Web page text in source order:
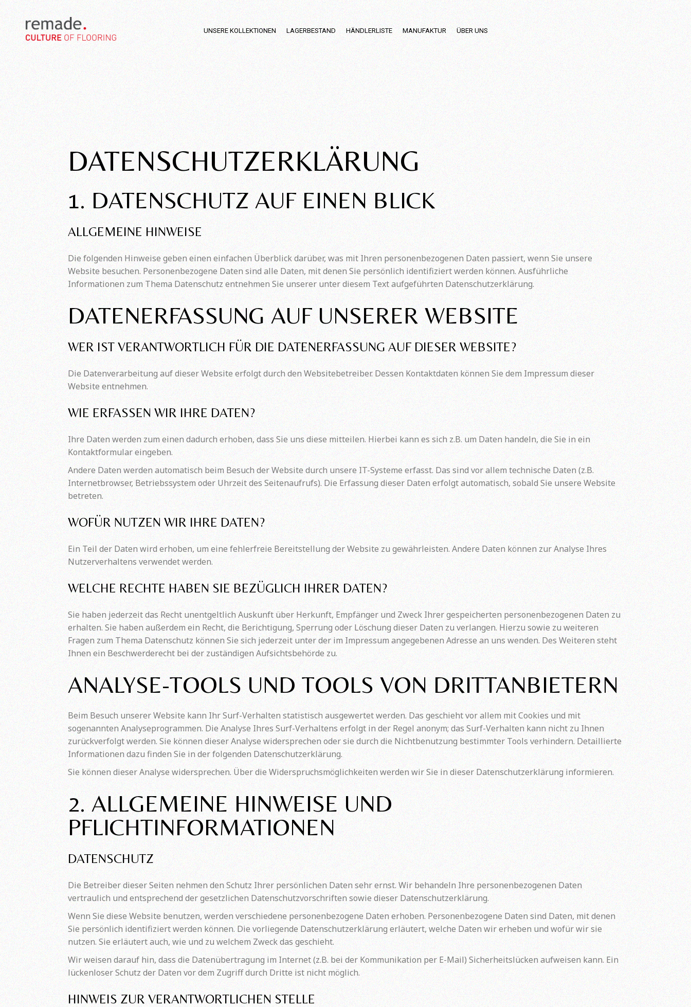
UNSERE KOLLEKTIONEN LAGERBESTAND HÄNDLERLISTE MANUFAKTUR
Einblicke in die
Produktion
ÜBER UNS
DATENSCHUTZERKLÄRUNG
1. DATENSCHUTZ AUF EINEN BLICK
ALLGEMEINE HINWEISE
Die folgenden Hinweise geben einen einfachen Überblick darüber, was mit Ihren personenbezogenen Daten passiert, wenn Sie unsere
Website besuchen. Personenbezogene Daten sind alle Daten, mit denen Sie persönlich identifiziert werden können. Ausführliche
Informationen zum Thema Datenschutz entnehmen Sie unserer unter diesem Text aufgeführten Datenschutzerklärung.
DATENERFASSUNG AUF UNSERER WEBSITE
WER IST VERANTWORTLICH FÜR DIE DATENERFASSUNG AUF DIESER WEBSITE?
Die Datenverarbeitung auf dieser Website erfolgt durch den Websitebetreiber. Dessen Kontaktdaten können Sie dem Impressum dieser
Website entnehmen.
WIE ERFASSEN WIR IHRE DATEN?
Ihre Daten werden zum einen dadurch erhoben, dass Sie uns diese mitteilen. Hierbei kann es sich z.B. um Daten handeln, die Sie in ein
Kontaktformular eingeben.
Andere Daten werden automatisch beim Besuch der Website durch unsere IT-Systeme erfasst. Das sind vor allem technische Daten (z.B.
Internetbrowser, Betriebssystem oder Uhrzeit des Seitenaufrufs). Die Erfassung dieser Daten erfolgt automatisch, sobald Sie unsere Website
betreten.
WOFÜR NUTZEN WIR IHRE DATEN?
Ein Teil der Daten wird erhoben, um eine fehlerfreie Bereitstellung der Website zu gewährleisten. Andere Daten können zur Analyse Ihres
Nutzerverhaltens verwendet werden.
WELCHE RECHTE HABEN SIE BEZÜGLICH IHRER DATEN?
Sie haben jederzeit das Recht unentgeltlich Auskunft über Herkunft, Empfänger und Zweck Ihrer gespeicherten personenbezogenen Daten zu
erhalten. Sie haben außerdem ein Recht, die Berichtigung, Sperrung oder Löschung dieser Daten zu verlangen. Hierzu sowie zu weiteren
Fragen zum Thema Datenschutz können Sie sich jederzeit unter der im Impressum angegebenen Adresse an uns wenden. Des Weiteren steht
Ihnen ein Beschwerderecht bei der zuständigen Aufsichtsbehörde zu.
ANALYSE-TOOLS UND TOOLS VON DRITTANBIETERN
Beim Besuch unserer Website kann Ihr Surf-Verhalten statistisch ausgewertet werden. Das geschieht vor allem mit Cookies und mit
sogenannten Analyseprogrammen. Die Analyse Ihres Surf-Verhaltens erfolgt in der Regel anonym; das Surf-Verhalten kann nicht zu Ihnen
zurückverfolgt werden. Sie können dieser Analyse widersprechen oder sie durch die Nichtbenutzung bestimmter Tools verhindern. Detaillierte
Informationen dazu finden Sie in der folgenden Datenschutzerklärung.
Sie können dieser Analyse widersprechen. Über die Widerspruchsmöglichkeiten werden wir Sie in dieser Datenschutzerklärung informieren.
2. ALLGEMEINE HINWEISE UND
PFLICHTINFORMATIONEN
DATENSCHUTZ
Die Betreiber dieser Seiten nehmen den Schutz Ihrer persönlichen Daten sehr ernst. Wir behandeln Ihre personenbezogenen Daten
vertraulich und entsprechend der gesetzlichen Datenschutzvorschriften sowie dieser Datenschutzerklärung.
Wenn Sie diese Website benutzen, werden verschiedene personenbezogene Daten erhoben. Personenbezogene Daten sind Daten, mit denen
Sie persönlich identifiziert werden können. Die vorliegende Datenschutzerklärung erläutert, welche Daten wir erheben und wofür wir sie
nutzen. Sie erläutert auch, wie und zu welchem Zweck das geschieht.
Wir weisen darauf hin, dass die Datenübertragung im Internet (z.B. bei der Kommunikation per E-Mail) Sicherheitslücken aufweisen kann. Ein
lückenloser Schutz der Daten vor dem Zugriff durch Dritte ist nicht möglich.
HINWEIS ZUR VERANTWORTLICHEN STELLE